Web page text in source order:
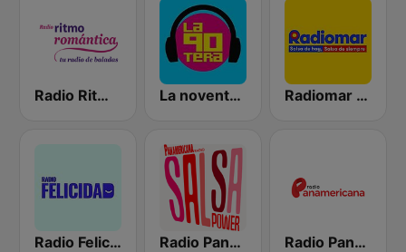
Radio Ritmo Romántica La noventera Radiomar 106.3 FM
Radio Felicidad Radio Panamericana - Salsa Power Radio Panamericana